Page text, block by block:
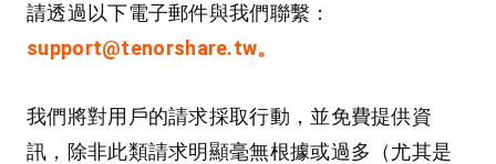
請透過以下電子郵件與我們聯繫：
support@tenorshare.tw。
我們將對用戶的請求採取行動，並免費提供資
訊，除非此類請求明顯毫無根據或過多（尤其是